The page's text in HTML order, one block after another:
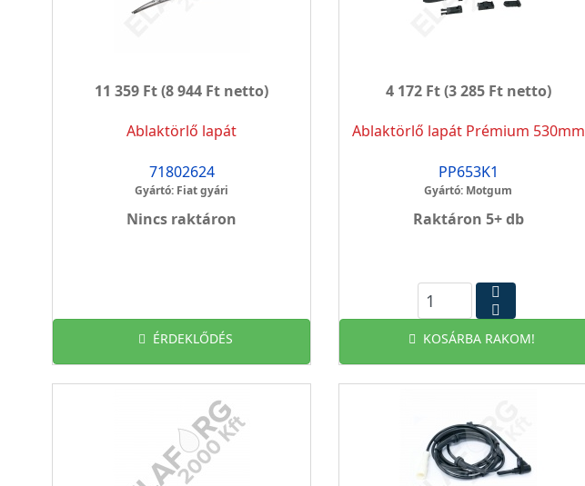
11 359 Ft(8 944 Ft netto)
Ablaktörlő lapát
71802624
Gyártó: Fiat gyári
Nincs raktáron
ÉRDEKLŐDÉS
4 172 Ft(3 285 Ft netto)
Ablaktörlő lapát Prémium 530mm
PP653K1
Gyártó: Motgum
Raktáron 5+ db
KOSÁRBA RAKOM!